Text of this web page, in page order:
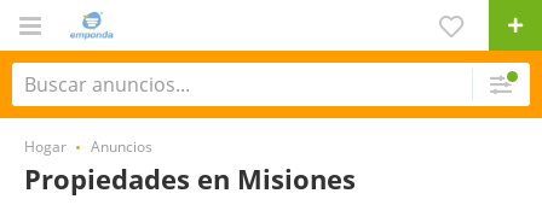
Hogar Anuncios
Propiedades en Misiones